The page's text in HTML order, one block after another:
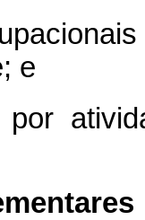
e